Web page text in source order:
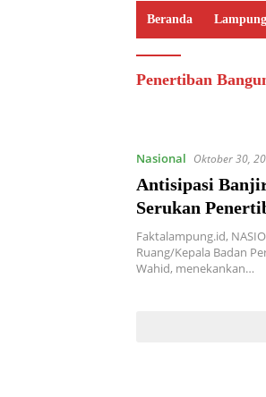
Beranda Lampung
Penertiban
Nasional Oktober 30,
Antisipasi
Serukan
Faktalampung.id,
Ruang/Kepala Badan
Wahid, menekankan…